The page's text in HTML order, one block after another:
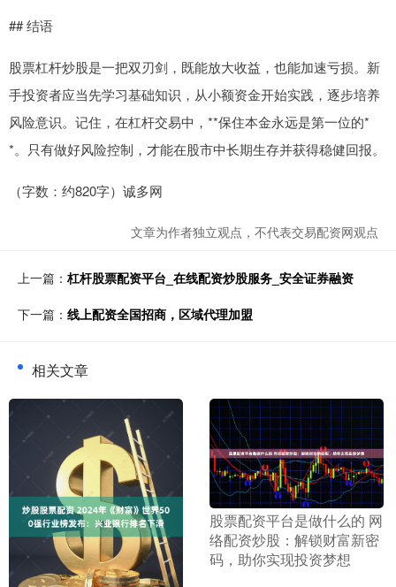
## 结语
股票杠杆炒股是一把双刃剑，既能放大收益，也能加速亏损。新
手投资者应当先学习基础知识，从小额资金开始实践，逐步培养
风险意识。记住，在杠杆交易中，**保住本金永远是第一位的*
*。只有做好风险控制，才能在股市中长期生存并获得稳健回报。
（字数：约820字）诚多网
文章为作者独立观点，不代表交易配资网观点
上一篇： 杠杆股票配资平台_在线配资炒股服务_安全证券融资
下一篇： 线上配资全国招商，区域代理加盟
相关文章
​股票配资平台是做什么的 网
络配资炒股：解锁财富新密
码，助你实现投资梦想